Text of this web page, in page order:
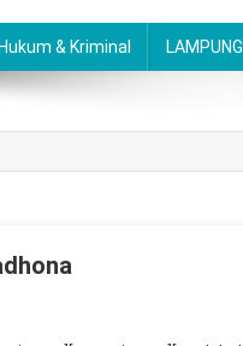
Hukum & Kriminal LAMPUNG